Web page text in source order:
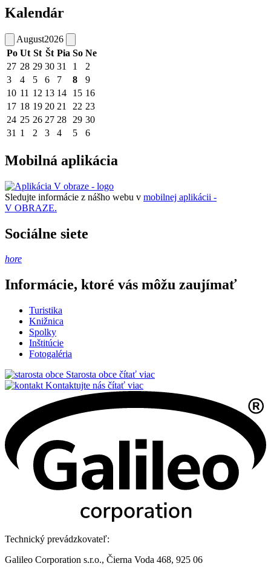
Kalendár
August2026
Po Ut St Št Pia So Ne
27 28 29 30 31 1
2
3
4 5 6 7 8
9
10 11 12 13 14 15 16
17 18 19 20 21 22 23
24 25 26 27 28 29 30
31 1 2 3 4 5 6
Mobilná aplikácia
Sledujte informácie z nášho webu v mobilnej aplikácii -
V OBRAZE.
Sociálne siete
hore
Informácie, ktoré vás môžu zaujímať
Turistika
Knižnica
Spolky
Inštitúcie
Fotogaléria
Starosta obce čítať viac
Kontaktujte nás čítať viac
Technický prevádzkovateľ:
Galileo Corporation s.r.o., Čierna Voda 468, 925 06